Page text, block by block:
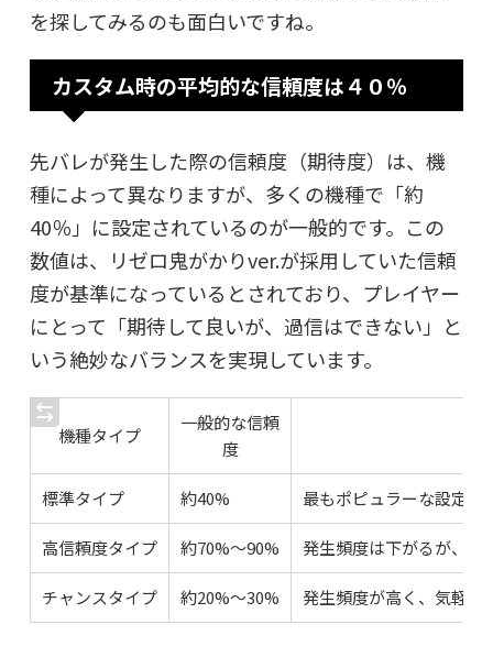
を探してみるのも面白いですね。
カスタム時の平均的な信頼度は４０％
先バレが発生した際の信頼度（期待度）は、機
種によって異なりますが、多くの機種で「約
40％」に設定されているのが一般的です。この
数値は、リゼロ鬼がかりver.が採用していた信頼
度が基準になっているとされており、プレイヤー
にとって「期待して良いが、過信はできない」と
いう絶妙なバランスを実現しています。
機種タイプ
一般的な信頼
度
標準タイプ 約40% 最もポピュラーな設定。
高信頼度タイプ 約70%〜90% 発生頻度は下がるが、鳴
チャンスタイプ 約20%〜30% 発生頻度が高く、気軽に